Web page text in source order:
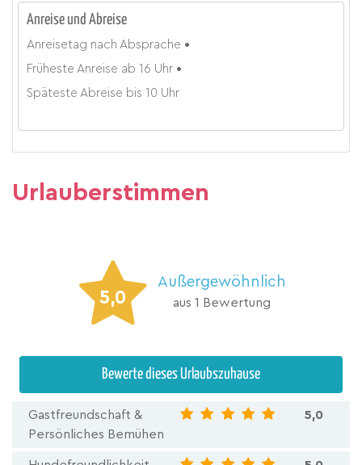
Anreise und Abreise
Anreisetag nach Absprache
Früheste Anreise ab 16 Uhr
Späteste Abreise bis 10 Uhr
Urlauberstimmen
5,0
Außergewöhnlich
aus 1 Bewertung
Bewerte dieses Urlaubszuhause
Gastfreundschaft &
Persönliches Bemühen
5,0